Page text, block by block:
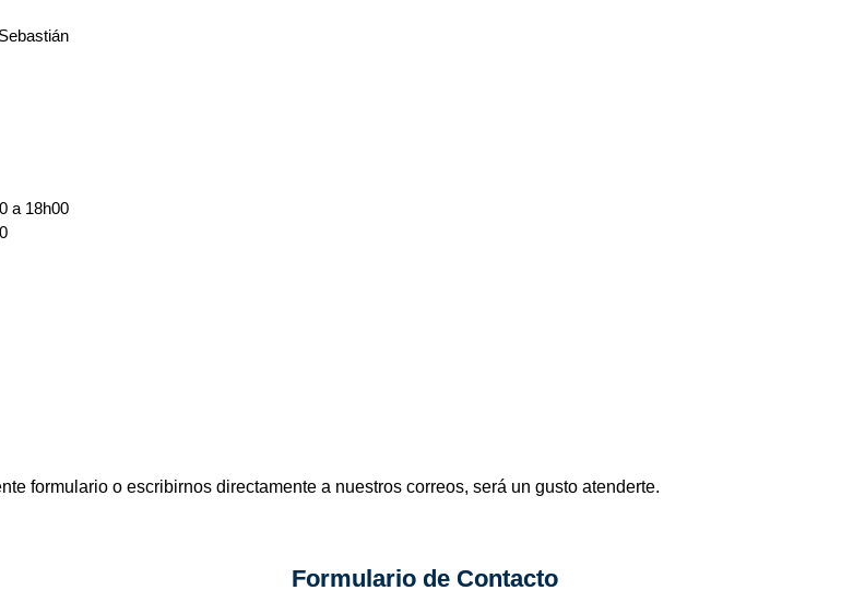
a 18h00
formulario o escribirnos directamente a nuestros correos, será un gusto atenderte.
Formulario de Contacto